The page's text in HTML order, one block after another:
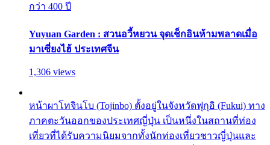
กว่า 400 ปี
Yuyuan Garden : สวนอวี้หยวน จุดเช็กอินห้ามพลาดเมื่อ
มาเซี่ยงไฮ้ ประเทศจีน
1,306 views
หน้าผาโทจินโบ (Tojinbo) ตั้งอยู่ในจังหวัดฟุกุอิ (Fukui) ทาง
ภาคตะวันออกของประเทศญี่ปุ่น เป็นหนึ่งในสถานที่ท่อง
เที่ยวที่ได้รับความนิยมจากทั้งนักท่องเที่ยวชาวญี่ปุ่นและ